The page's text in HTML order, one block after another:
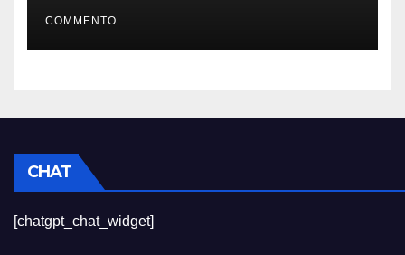
COMMENTO
CHAT
[chatgpt_chat_widget]